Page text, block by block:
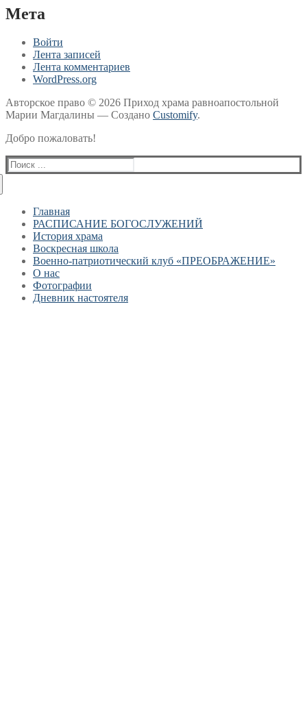
Мета
Войти
Лента записей
Лента комментариев
WordPress.org
Авторское право © 2026 Приход храма равноапостольной
Марии Магдалины — Создано Customify.
Добро пожаловать!
Найти:
Главная
РАСПИСАНИЕ БОГОСЛУЖЕНИЙ
История храма
Воскресная школа
Военно-патриотический клуб «ПРЕОБРАЖЕНИЕ»
О нас
Фотографии
Дневник настоятеля